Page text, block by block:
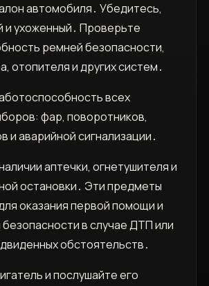
автомобиля․ Убедитесь,
и ухоженный․ Проверьте
ремней безопасности,
отопителя и других систем․
всех
фар, поворотников,
и аварийной сигнализации․
аптечки, огнетушителя и
остановки․ Эти предметы
оказания первой помощи и
в случае ДТП или
обстоятельств․
и послушайте его